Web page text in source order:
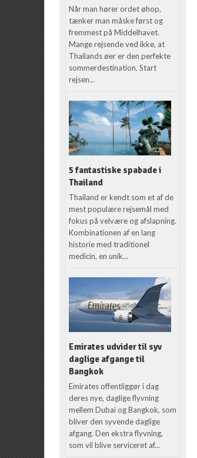
Når man hører ordet øhop,
tænker man måske først og
fremmest på Middelhavet.
Mange rejsende ved ikke, at
Thailands øer er den perfekte
sommerdestination. Start
rejsen...
5 fantastiske spabade i
Thailand
Thailand er kendt som et af de
mest populære rejsemål med
fokus på velvære og afslapning.
Kombinationen af en lang
historie med traditionel
medicin, en unik...
Emirates udvider til syv
daglige afgange til
Bangkok
Emirates offentliggør i dag
deres nye, daglige flyvning
mellem Dubai og Bangkok, som
bliver den syvende daglige
afgang. Den ekstra flyvning,
som vil blive serviceret af...